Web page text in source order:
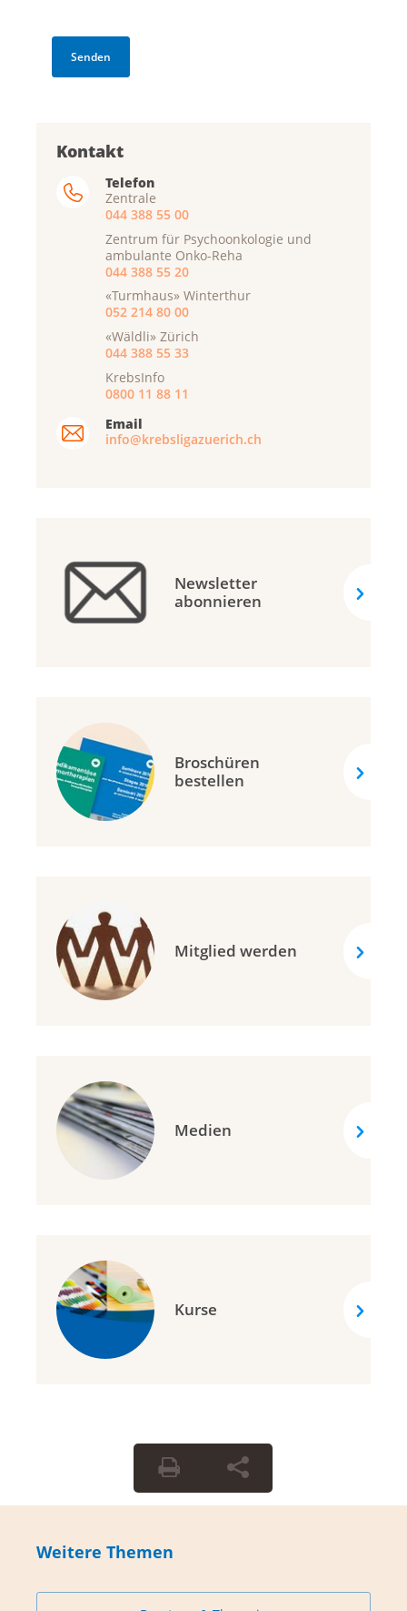
Kontakt
Telefon
Zentrale
044 388 55 00
Zentrum für Psychoonkologie und
ambulante Onko-Reha
044 388 55 20
«Turmhaus» Winterthur
052 214 80 00
«Wäldli» Zürich
044 388 55 33
KrebsInfo
0800 11 88 11
Email
info@krebsligazuerich.ch
Newsletter
abonnieren
Broschüren
bestellen
Mitglied werden
Medien
Kurse
Weitere Themen